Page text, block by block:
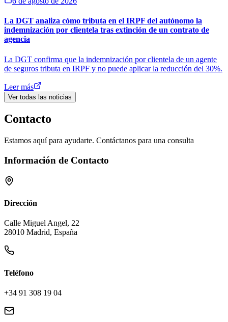
La DGT analiza cómo tributa en el IRPF del autónomo la
indemnización por clientela tras extinción de un contrato de
agencia
La DGT confirma que la indemnización por clientela de un agente
de seguros tributa en IRPF y no puede aplicar la reducción del 30%.
Leer más
Ver todas las noticias
Contacto
Estamos aquí para ayudarte. Contáctanos para una consulta
Información de Contacto
Dirección
Calle Miguel Angel, 22
28010 Madrid, España
Teléfono
+34 91 308 19 04